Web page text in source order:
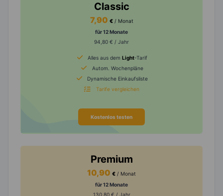
Classic
7,90 € / Monat
für 12 Monate
94,80 € / Jahr
Alles aus dem Light-Tarif
Autom. Wochenpläne
Dynamische Einkaufsliste
Tarife vergleichen
Kostenlos testen
Premium
10,90 € / Monat
für 12 Monate
130,80 € / Jahr